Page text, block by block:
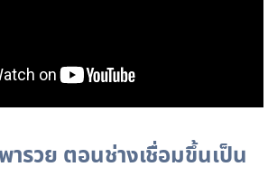
รวย ตอนช่างเชื่อมขึ้นเป็น